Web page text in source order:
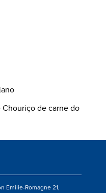
de carne do
Emilie-Romagne 21,